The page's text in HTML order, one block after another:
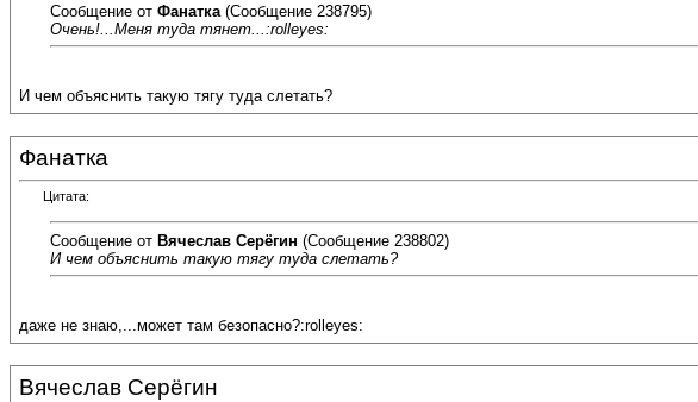
Сообщение от Фанатка (Сообщение 238795)
Очень!...Меня туда тянет...:rolleyes:
И чем объяснить такую тягу туда слетать?
Фанатка
Цитата:
Сообщение от Вячеслав Серёгин (Сообщение 238802)
И чем объяснить такую тягу туда слетать?
даже не знаю,...может там безопасно?:rolleyes:
Вячеслав Серёгин